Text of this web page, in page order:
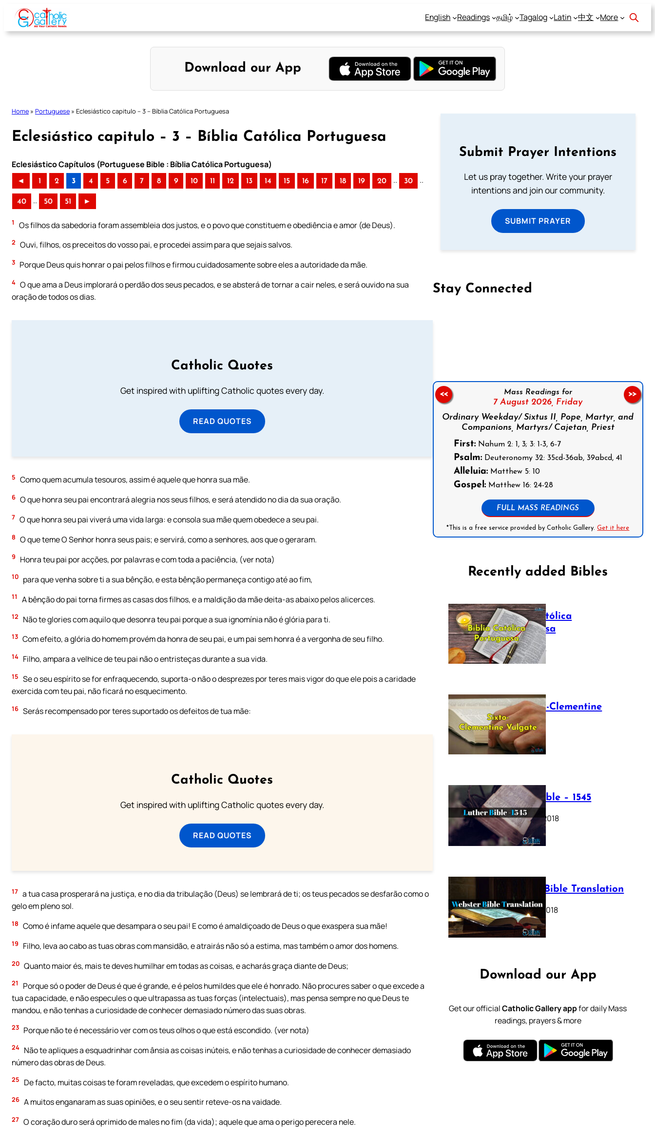
Skip
content
English Readings தமிழ் Tagalog Latin 中文 More
Download our App
Home » Portuguese » Eclesiástico capitulo – 3 – Bíblia Católica Portuguesa
Eclesiástico capitulo – 3 – Bíblia Católica Portuguesa
Eclesiástico Capítulos (Portuguese Bible : Bíblia Católica Portuguesa)
◄ 1 2 3 4 5 6 7 8 9 10 11 12 13 14 15 16 17 18 19 20 .. 30 ..
40 .. 50 51 ►
1 Os filhos da sabedoria foram assembleia dos justos, e o povo que constituem e obediência e amor (de Deus).
2 Ouvi, filhos, os preceitos do vosso pai, e procedei assim para que sejais salvos.
3 Porque Deus quis honrar o pai pelos filhos e firmou cuidadosamente sobre eles a autoridade da mãe.
4 O que ama a Deus implorará o perdão dos seus pecados, e se absterá de tornar a cair neles, e será ouvido na sua
oração de todos os dias.
Catholic Quotes
Get inspired with uplifting Catholic quotes every day.
READ QUOTES
5 Como quem acumula tesouros, assim é aquele que honra sua mãe.
6 O que honra seu pai encontrará alegria nos seus filhos, e será atendido no dia da sua oração.
7 O que honra seu pai viverá uma vida larga: e consola sua mãe quem obedece a seu pai.
8 O que teme O Senhor honra seus pais; e servirá, como a senhores, aos que o geraram.
9 Honra teu pai por acções, por palavras e com toda a paciência, (ver nota)
10 para que venha sobre ti a sua bênção, e esta bênção permaneça contigo até ao fim,
11 A bênção do pai torna firmes as casas dos filhos, e a maldição da mãe deita-as abaixo pelos alicerces.
12 Não te glories com aquilo que desonra teu pai porque a sua ignomínia não é glória para ti.
13 Com efeito, a glória do homem provém da honra de seu pai, e um pai sem honra é a vergonha de seu filho.
14 Filho, ampara a velhice de teu pai não o entristeças durante a sua vida.
15 Se o seu espírito se for enfraquecendo, suporta-o não o desprezes por teres mais vigor do que ele pois a caridade
exercida com teu pai, não ficará no esquecimento.
16 Serás recompensado por teres suportado os defeitos de tua mãe:
Catholic Quotes
Get inspired with uplifting Catholic quotes every day.
READ QUOTES
17 a tua casa prosperará na justiça, e no dia da tribulação (Deus) se lembrará de ti; os teus pecados se desfarão como o
gelo em pleno sol.
18 Como é infame aquele que desampara o seu pai! E como é amaldiçoado de Deus o que exaspera sua mãe!
19 Filho, leva ao cabo as tuas obras com mansidão, e atrairás não só a estima, mas também o amor dos homens.
20 Quanto maior és, mais te deves humilhar em todas as coisas, e acharás graça diante de Deus;
21
Porque só o poder de Deus é que é grande, e é pelos humildes que ele é honrado. Não procures saber o que excede a
tua capacidade, e não especules o que ultrapassa as tuas forças (intelectuais), mas pensa sempre no que Deus te
mandou, e não tenhas a curiosidade de conhecer demasiado número das suas obras.
23 Porque não te é necessário ver com os teus olhos o que está escondido. (ver nota)
24 Não te apliques a esquadrinhar com ânsia as coisas inúteis, e não tenhas a curiosidade de conhecer demasiado
número das obras de Deus.
25 De facto, muitas coisas te foram reveladas, que excedem o espírito humano.
26 A muitos enganaram as suas opiniões, e o seu sentir reteve-os na vaidade.
27 O coração duro será oprimido de males no fim (da vida); aquele que ama o perigo perecera nele.
Submit Prayer Intentions
Let us pray together. Write your prayer
intentions and join our community.
SUBMIT PRAYER
Stay Connected
Mass Readings for
7 August 2026, Friday
Ordinary Weekday/ Sixtus II, Pope, Martyr, and
Companions, Martyrs/ Cajetan, Priest
First:Nahum 2: 1, 3; 3: 1-3, 6-7
Psalm:Deuteronomy 32: 35cd-36ab, 39abcd, 41
Alleluia:Matthew 5: 10
Gospel:Matthew 16: 24-28
FULL MASS READINGS
*This is a free service provided by Catholic Gallery.Get it here
<< >>
Recently added Bibles
Bíblia Católica
Portuguesa
July 16, 2025
The Sixto-Clementine
Vulgate
July 12, 2025
Luther Bible – 1545
October 17, 2018
Webster Bible Translation
October 11, 2018
Download our App
Get our officialCatholic Gallery appfor daily Mass
readings, prayers & more